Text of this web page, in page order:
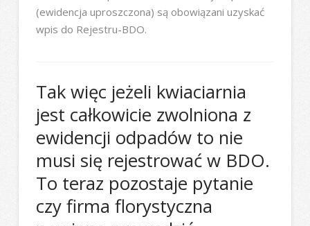
(ewidencja uproszczona) są obowiązani uzyskać
wpis do Rejestru-BDO.
Tak więc jeżeli kwiaciarnia
jest całkowicie zwolniona z
ewidencji odpadów to nie
musi się rejestrować w BDO.
To teraz pozostaje pytanie
czy firma florystyczna